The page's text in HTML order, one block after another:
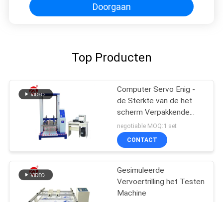
Doorgaan
Top Producten
Computer Servo Enig -
de Sterkte van de het
scherm Verpakkende
Compressie het Testen
Machine
negotiable MOQ:1 set
CONTACT
Gesimuleerde
Vervoertrilling het Testen
Machine